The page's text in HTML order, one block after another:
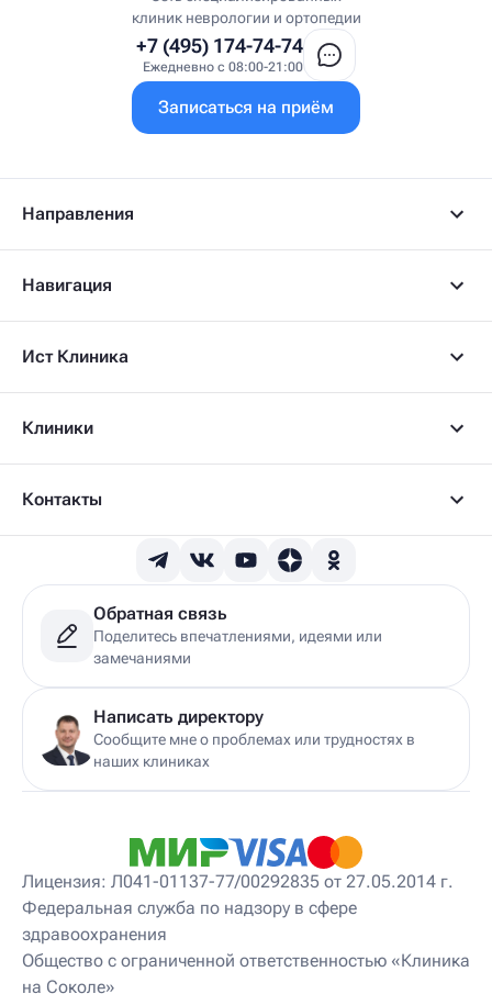
Гастроэнтеролог-гепатолог
Гериатр
Гинеколог
Гирудолог
Дерматовенеролог
Детский вертебролог
Детский врач УЗИ
Детский гепатолог
Детский гинеколог
Детский гинеколог-эндокринолог
Детский гирудотерапевт
Детский дерматовенеролог
Детский дерматолог
Детский диетолог
Детский инструктор ЛФК
Детский кинезиолог
Детский консультирующий врач ЛФК
Детский мануальный терапевт
Детский массажист
Детский невропатолог
Детский нейропсихолог
Детский нутрициолог
Детский ортопед
Детский остеопат
Детский отоневролог
Детский подиатр
клиник неврологии и ортопедии
+7 (495) 174-74-74
Ежедневно с 08:00-21:00
Записаться на приём
Направления
Навигация
Ист Клиника
Клиники
Контакты
Обратная связь
Поделитесь впечатлениями, идеями или
замечаниями
Написать директору
Сообщите мне о проблемах или трудностях в
наших клиниках
Лицензия: Л041-01137-77/00292835 от 27.05.2014 г.
Федеральная служба по надзору в сфере
здравоохранения
Общество с ограниченной ответственностью «Клиника
на Соколе»